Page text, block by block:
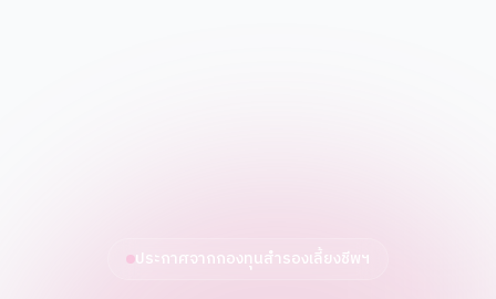
ประกาศจากกองทุนสำรองเลี้ยงชีพฯ